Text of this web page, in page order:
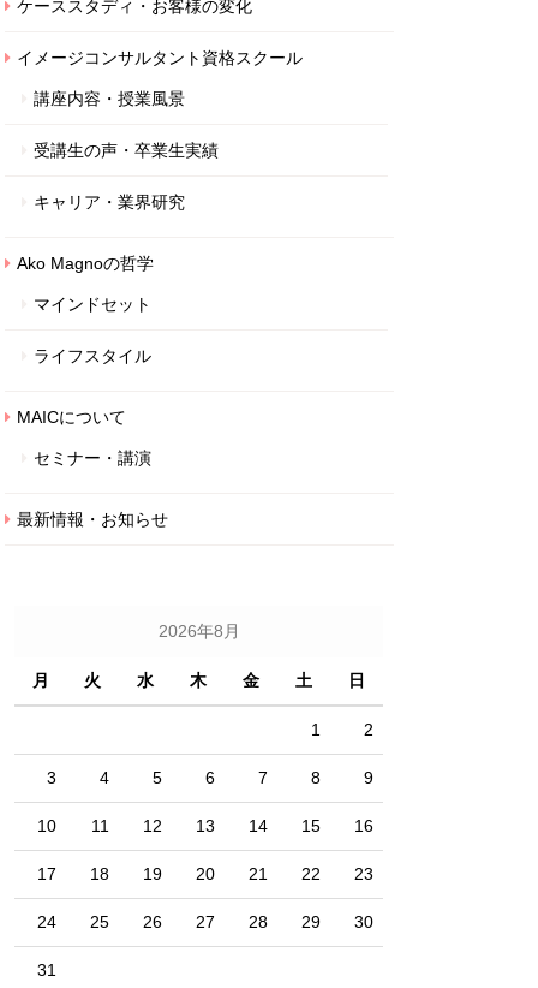
ケーススタディ・お客様の変化
イメージコンサルタント資格スクール
講座内容・授業風景
受講生の声・卒業生実績
キャリア・業界研究
Ako Magnoの哲学
マインドセット
ライフスタイル
MAICについて
セミナー・講演
最新情報・お知らせ
2026年8月
月 火 水 木 金 土 日
1 2
3 4 5 6 7 8 9
10 11 12 13 14 15 16
17 18 19 20 21 22 23
24 25 26 27 28 29 30
31